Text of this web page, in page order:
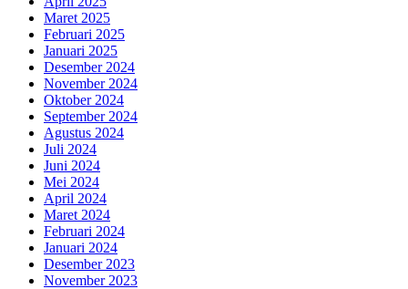
Maret 2025
Februari 2025
Januari 2025
Desember 2024
November 2024
Oktober 2024
September 2024
Agustus 2024
Juli 2024
Juni 2024
Mei 2024
April 2024
Maret 2024
Februari 2024
Januari 2024
Desember 2023
November 2023